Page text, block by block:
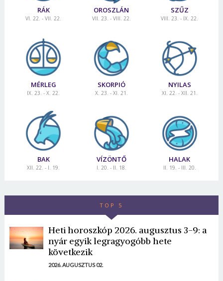
RÁK
VI. 22. - VII. 22.
OROSZLÁN
VII. 23. - VIII. 22.
SZŰZ
VIII. 23. - IX. 22.
MÉRLEG
IX. 23. - X. 22.
SKORPIÓ
X. 23. - XI. 21.
NYILAS
XI. 22. - XII. 21.
BAK
XII. 22. - I. 19.
VÍZÖNTŐ
I. 20. - II. 18.
HALAK
II. 19. - III. 20.
TOP 5
Heti horoszkóp 2026. augusztus 3-9: a
nyár egyik legragyogóbb hete
következik
2026. AUGUSZTUS 02.